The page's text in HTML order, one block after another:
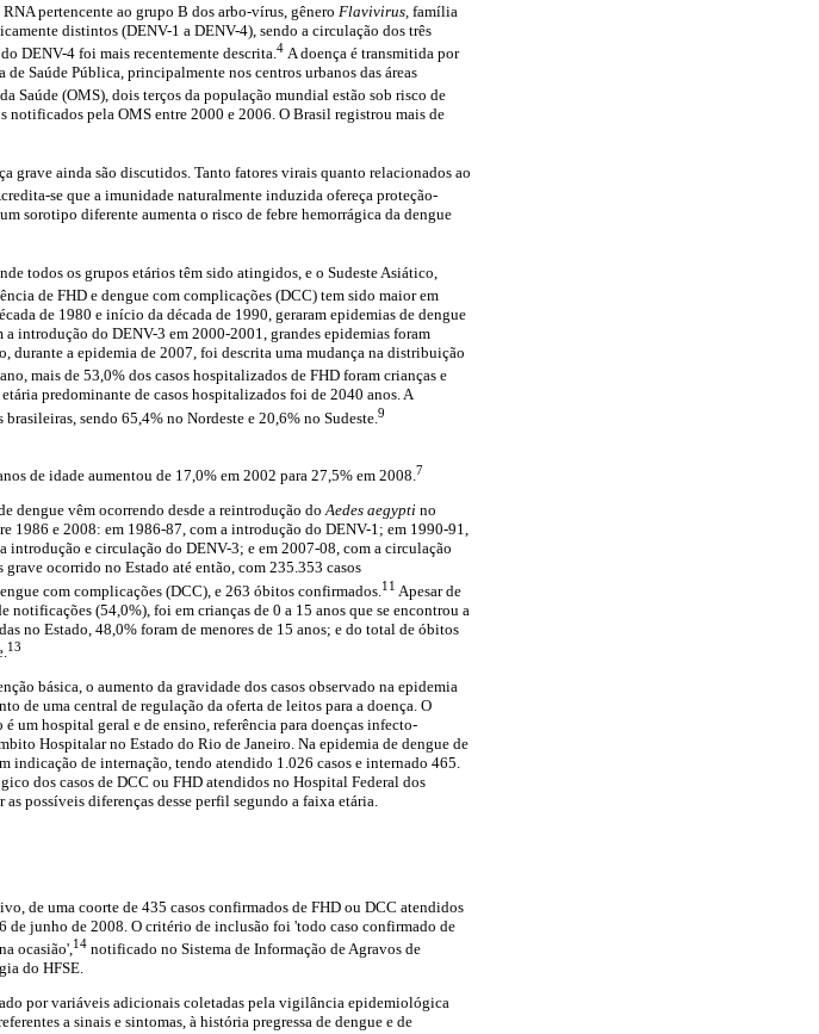
pertencente ao grupo B dos arbo-vírus, gênero Flavivirus, família
distintos (DENV-1 a DENV-4), sendo a circulação dos três
DENV-4 foi mais recentemente descrita. 4 A doença é transmitida por
de Saúde Pública, principalmente nos centros urbanos das áreas
Saúde (OMS), dois terços da população mundial estão sob risco de
notificados pela OMS entre 2000 e 2006. O Brasil registrou mais de
grave ainda são discutidos. Tanto fatores virais quanto relacionados ao
se que a imunidade naturalmente induzida ofereça proteção-
sorotipo diferente aumenta o risco de febre hemorrágica da dengue
todos os grupos etários têm sido atingidos, e o Sudeste Asiático,
de FHD e dengue com complicações (DCC) tem sido maior em
de 1980 e início da década de 1990, geraram epidemias de dengue
introdução do DENV-3 em 2000-2001, grandes epidemias foram
durante a epidemia de 2007, foi descrita uma mudança na distribuição
mais de 53,0% dos casos hospitalizados de FHD foram crianças e
predominante de casos hospitalizados foi de 2040 anos. A
sendo 65,4% no Nordeste e 20,6% no Sudeste. 9
de idade aumentou de 17,0% em 2002 para 27,5% em 2008.7
dengue vêm ocorrendo desde a reintrodução doAedes aegypti no
1986 e 2008: em 1986-87, com a introdução do DENV-1; em 1990-91,
e circulação do DENV-3; e em 2007-08, com a circulação
ocorrido no Estado até então, com 235.353 casos
com complicações (DCC), e 263 óbitos confirmados. 11 Apesar de
(54,0%), foi em crianças de 0 a 15 anos que se encontrou a
no Estado, 48,0% foram de menores de 15 anos; e do total de óbitos
13
básica, o aumento da gravidade dos casos observado na epidemia
de uma central de regulação da oferta de leitos para a doença. O
um hospital geral e de ensino, referência para doenças infecto-
Hospitalar no Estado do Rio de Janeiro. Na epidemia de dengue de
indicação de internação, tendo atendido 1.026 casos e internado 465.
dos casos de DCC ou FHD atendidos no Hospital Federal dos
possíveis diferenças desse perfil segundo a faixa etária.
de uma coorte de 435 casos confirmados de FHD ou DCC atendidos
de junho de 2008. O critério de inclusão foi 'todo caso confirmado de
ocasião',14 notificado no Sistema de Informação de Agravos de
do HFSE.
por variáveis adicionais coletadas pela vigilância epidemiológica
a sinais e sintomas, à história pregressa de dengue e de